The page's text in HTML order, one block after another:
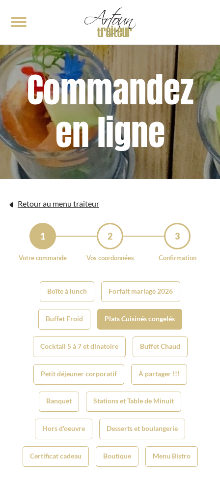
< RETOUR
Notre cuisine
Galerie
< RETOUR
Événements traiteur
Demande de soumission
Commandez
en ligne
Retour au menu traiteur
1
Votre commande
2
Vos coordonnées
3
Confirmation
Boîte à lunch Forfait mariage 2026
Buffet Froid Plats Cuisinés congelés
Cocktail 5 à 7 et dinatoire Buffet Chaud
Petit déjeuner corporatif À partager !!!
Banquet Stations et Table de Minuit
Hors d'oeuvre Desserts et boulangerie
Certificat cadeau Boutique Menu Bistro